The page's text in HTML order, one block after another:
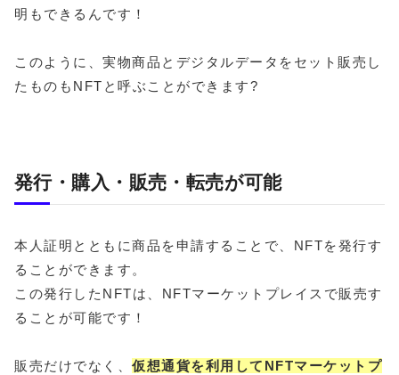
明もできるんです！
このように、実物商品とデジタルデータをセット販売し
たものもNFTと呼ぶことができます?
発行・購入・販売・転売が可能
本人証明とともに商品を申請することで、NFTを発行す
ることができます。
この発行したNFTは、NFTマーケットプレイスで販売す
ることが可能です！
販売だけでなく、 仮想通貨を利用してNFTマーケットプ